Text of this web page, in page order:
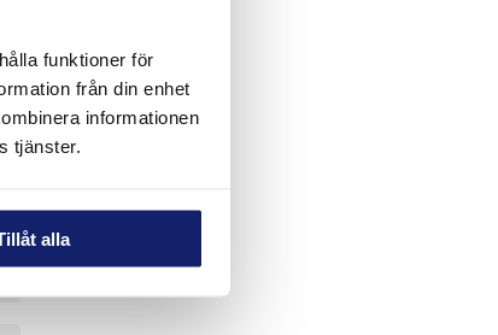
funktioner för
från din enhet
informationen
tjänster.
alla